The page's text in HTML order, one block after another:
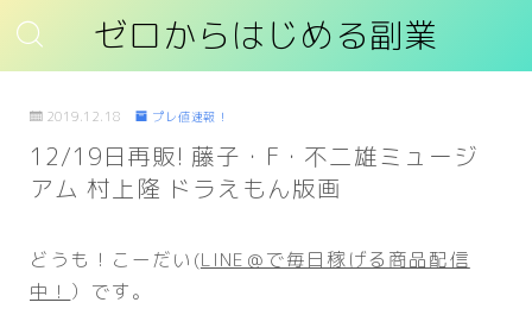
ゼロからはじめる副業
2019.12.18 プレ値速報！
12/19日再販! 藤子・F・不二雄ミュージ
アム 村上隆 ドラえもん版画
どうも！こーだい(LINE＠で毎日稼げる商品配信
中！ ）です。